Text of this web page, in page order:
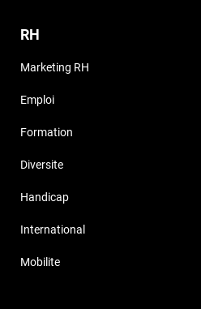
RH
Marketing RH
Emploi
Formation
Diversite
Handicap
International
Mobilite